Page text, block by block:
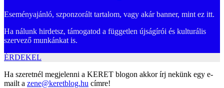
Eseményajánló, szponzorált tartalom, vagy akár banner, mint ez itt.
Ha nálunk hirdetsz, támogatod a független újságírói és kulturális
szervező munkánkat is.
ÉRDEKEL
Ha szeretnél megjelenni a KERET blogon akkor írj nekünk egy e-
mailt a zene@keretblog.hu címre!